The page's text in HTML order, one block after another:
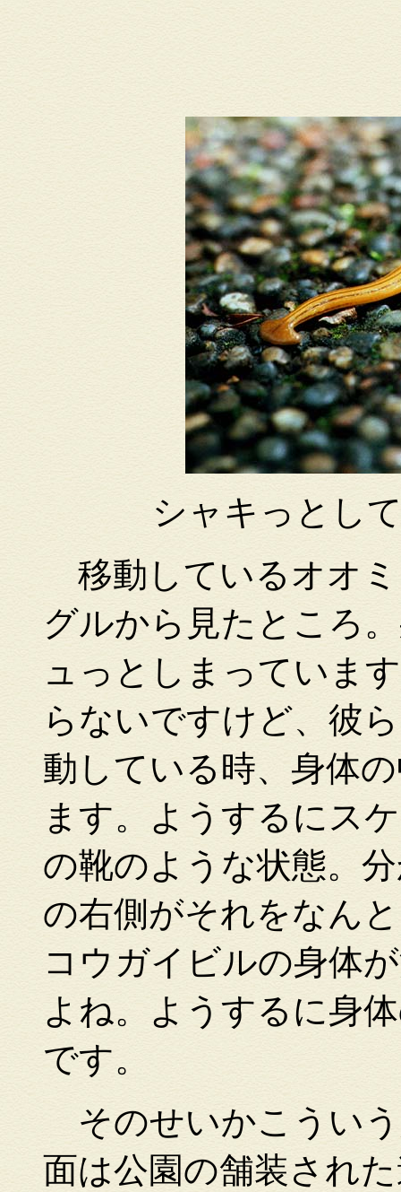
シャキっとし
移動しているオオ
グルから見たところ
ュっとしまっていま
らないですけど、彼
動している時、身体
ます。ようするにス
の靴のような状態。
の右側がそれをなん
コウガイビルの身体
よね。ようするに身
です。
そのせいかこうい
面は公園の舗装され